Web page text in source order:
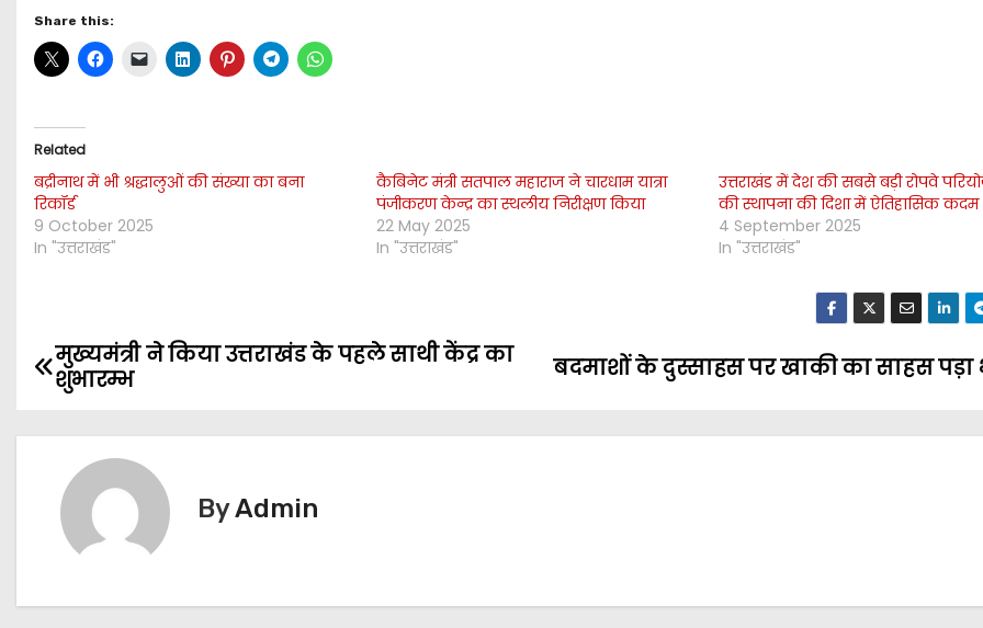
Share this:
Related
बद्रीनाथ में भी श्रद्धालुओं की संख्या का बना
रिकॉर्ड
9 October 2025
In "उत्तराखंड"
कैबिनेट मंत्री सतपाल महाराज ने चारधाम यात्रा
पंजीकरण केन्द्र का स्थलीय निरीक्षण किया
22 May 2025
In "उत्तराखंड"
उत्तराखंड में देश की सबसे बड़ी रोपवे
की स्थापना की दिशा में ऐतिहासिक कदम
4 September 2025
In "उत्तराखंड"
P
बदमाशों के दुस्साहस पर खाकी का साहस पड़ा
मुख्यमंत्री ने किया उत्तराखंड के पहले साथी केंद्र का
शुभारम्भ
ByAdmin